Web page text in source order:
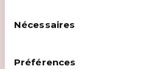
services. Vous pouvez à
duNécessaires
Préférences